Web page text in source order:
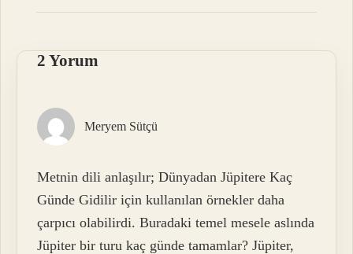
2 Yorum
Meryem Sütçü
Metnin dili anlaşılır; Dünyadan Jüpitere Kaç
Günde Gidilir için kullanılan örnekler daha
çarpıcı olabilirdi. Buradaki temel mesele aslında
Jüpiter bir turu kaç günde tamamlar? Jüpiter,